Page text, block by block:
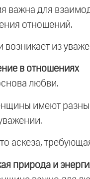
важна для
отношений.
возникает из
в отношениях
любви.
имеют
аскеза,
природа и